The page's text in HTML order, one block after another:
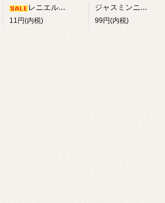
レニエル約100cm幅【在庫限り】
11円(内税)
ジャスミンニット【在庫限り】
99円(内税)